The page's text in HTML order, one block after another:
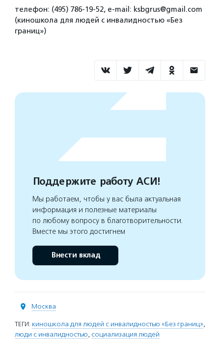
телефон: (495) 786-19-52, e-mail: ksbgrus@gmail.com
(киношкола для людей с инвалидностью «Без
границ»)
Поддержите работу АСИ!
Мы работаем, чтобы у вас была актуальная
информация и полезные материалы
по любому вопросу в благотворительности.
Вместе мы этого достигнем
Внести вклад
Москва
ТЕГИ: киношкола для людей с инвалидностью «Без границ»,
люди с инвалидностью, социализация людей